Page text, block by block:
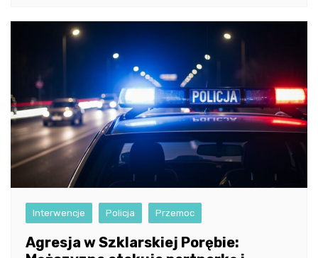
Interwencje Policja Przemoc
Agresja w Szklarskiej Porębie: